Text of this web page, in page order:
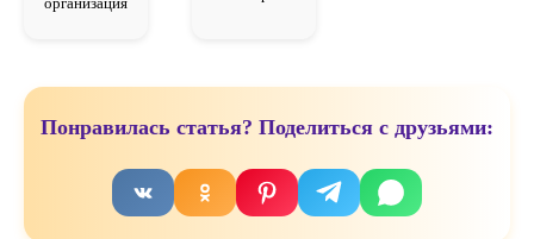
Понравилась статья? Поделиться с друзьями: